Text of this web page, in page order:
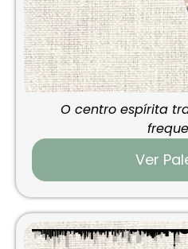
O centro espírita
Ver